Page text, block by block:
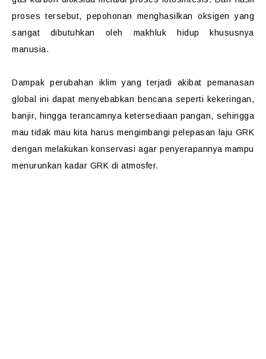
proses tersebut, pepohonan menghasilkan oksigen yang
sangat dibutuhkan oleh makhluk hidup khususnya
manusia.
Dampak perubahan iklim yang terjadi akibat pemanasan
global ini dapat menyebabkan bencana seperti kekeringan,
banjir, hingga terancamnya ketersediaan pangan, sehingga
mau tidak mau kita harus mengimbangi pelepasan laju GRK
dengan melakukan konservasi agar penyerapannya mampu
menurunkan kadar GRK di atmosfer.